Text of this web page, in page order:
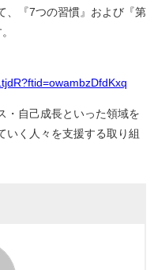
、『7つの習慣』および『第
・自己成長といった領域を
いく人々を支援する取り組